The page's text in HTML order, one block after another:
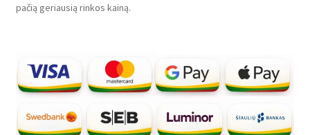
pačią geriausią rinkos kainą.